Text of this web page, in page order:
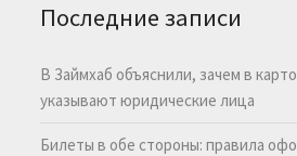
Последние записи
В Займхаб объяснили, зачем в
указывают юридические лица
Билеты в обе стороны: правила